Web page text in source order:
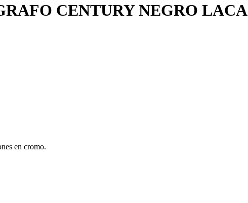
CENTURY NEGRO LACA
en cromo.